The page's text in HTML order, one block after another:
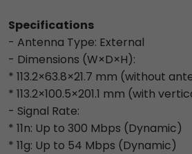
Specifications
- Antenna Type: External
- Dimensions (W×D×H):
* 113.2×63.8×21.7 mm (without
* 113.2×100.5×201.1 mm (with
- Signal Rate:
* 11n: Up to 300 Mbps (Dynamic)
* 11g: Up to 54 Mbps (Dynamic)